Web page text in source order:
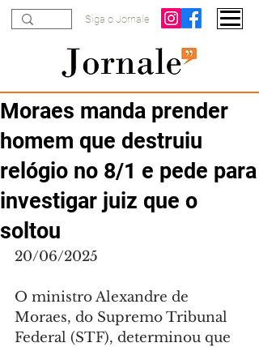
Siga o Jornale
Moraes manda prender
homem que destruiu
relógio no 8/1 e pede para
investigar juiz que o
soltou
20/06/2025
O ministro Alexandre de
Moraes, do Supremo Tribunal
Federal (STF), determinou que